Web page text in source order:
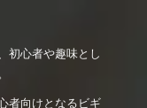
初心者や趣味とし
者向けとなるビギ